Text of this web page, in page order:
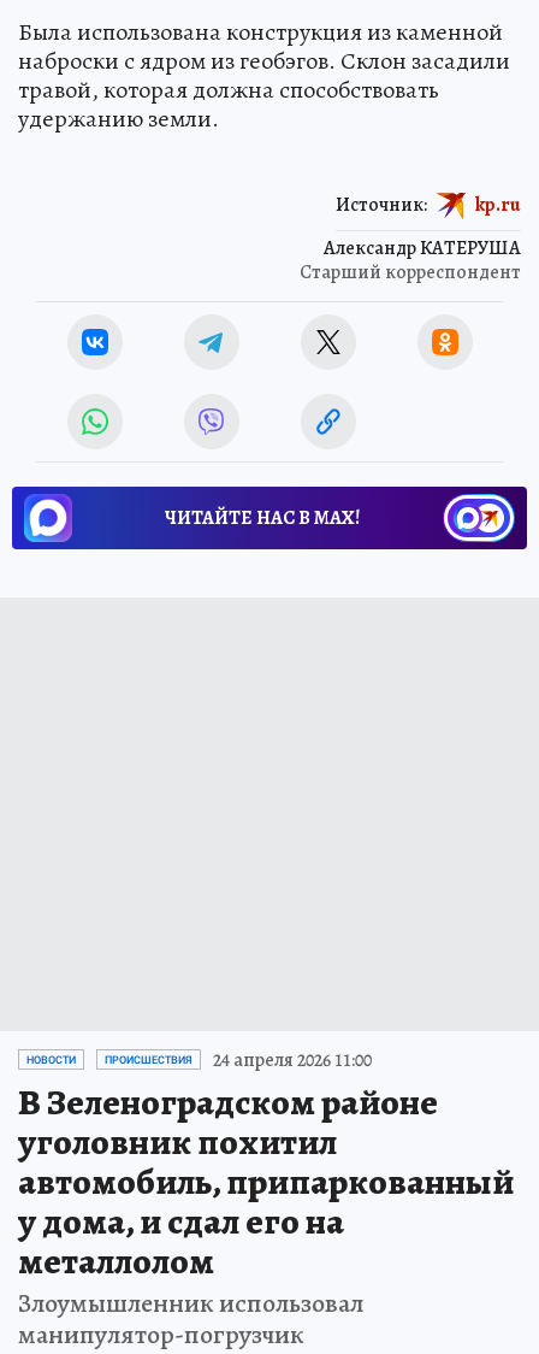
Была использована конструкция из каменной
наброски с ядром из геобэгов. Склон засадили
травой, которая должна способствовать
удержанию земли.
Александр КАТЕРУША
Старший корреспондент
Источник: kp.ru
ЧИТАЙТЕ НАС В МАХ!
НОВОСТИ ПРОИСШЕСТВИЯ 24 апреля 2026 11:00
В Зеленоградском районе
уголовник похитил
автомобиль, припаркованный
у дома, и сдал его на
металлолом
Злоумышленник использовал
манипулятор-погрузчик